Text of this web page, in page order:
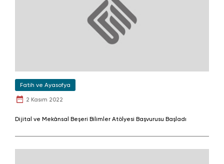
Fatih ve Ayasofya
2 Kasım 2022
Dijital ve Mekânsal Beşeri Bilimler Atölyesi Başvurusu Başladı